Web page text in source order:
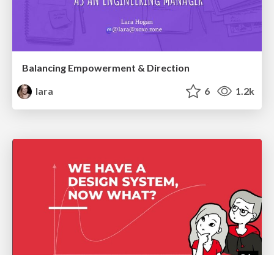
Balancing Empowerment & Direction
lara
6 1.2k